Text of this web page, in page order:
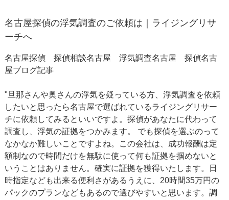
名古屋探偵の浮気調査のご依頼は｜ライジングリサ
ーチへ
名古屋探偵 探偵相談名古屋 浮気調査名古屋 探偵名古
屋ブログ記事
"旦那さんや奥さんの浮気を疑っている方、浮気調査を依頼
したいと思ったら名古屋で選ばれているライジングリサー
チに依頼してみるといいですよ。探偵があなたに代わって
調査し、浮気の証拠をつかみます。 でも探偵を選ぶのって
なかなか難しいことですよね。この会社は、成功報酬は定
額制なので時間だけを無駄に使って何も証拠を掴めないと
いうことはありません。確実に証拠を獲得いたします。日
時指定なども出来る便利さがあるうえに、20時間35万円の
パックのプランなどもあるので選びやすいと思います。調